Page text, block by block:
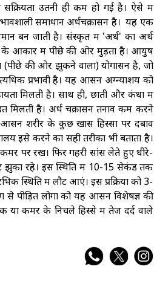
उतनी ही कम हो गई है। ऐसे में
समाधान अर्धचक्रासन है। यह एक
बन जाती है। संस्कृत में 'अर्ध' का अर्थ
के आकार में पीछे की ओर मुड़ता है। आयुष
(पीछे की ओर झुकने वाला) योगासन है, जो
प्रभावी है। यह आसन अग्न्याशय को
मिलती है। साथ ही, छाती और कंधों में
मिलती है। अर्ध चक्रासन तनाव कम करने
शरीर के कुछ खास हिस्सों पर दबाव
इसे करने का सही तरीका भी बताता है।
पर रखें। फिर गहरी सांस लेते हुए धीरे-
रहे। इस स्थिति में 10-15 सेकंड तक
स्थिति में लौट आएं। इस प्रक्रिया को 3-
से पीड़ित लोगों को यह आसन विशेषज्ञ की
या कमर के निचले हिस्से में तेज दर्द वाले